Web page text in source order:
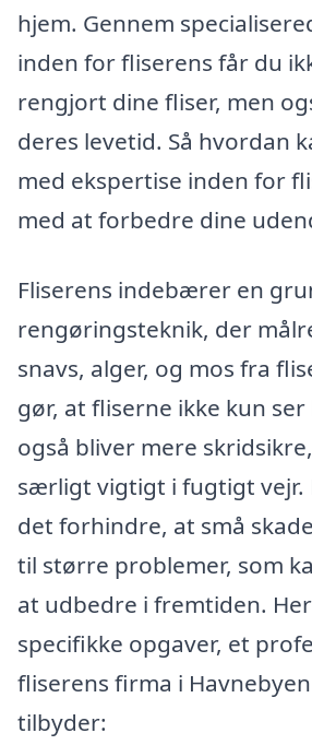
hjem. Gennem
inden for fliserens får du
rengjort dine fliser, men
deres levetid. Så hvordan
med ekspertise inden for
med at forbedre dine
Fliserens indebærer en
rengøringsteknik, der
snavs, alger, og mos fra
gør, at fliserne ikke kun
også bliver mere
særligt vigtigt i fugtigt vejr.
det forhindre, at små
til større problemer, som
at udbedre i fremtiden.
specifikke opgaver, et
fliserens firma i
tilbyder: